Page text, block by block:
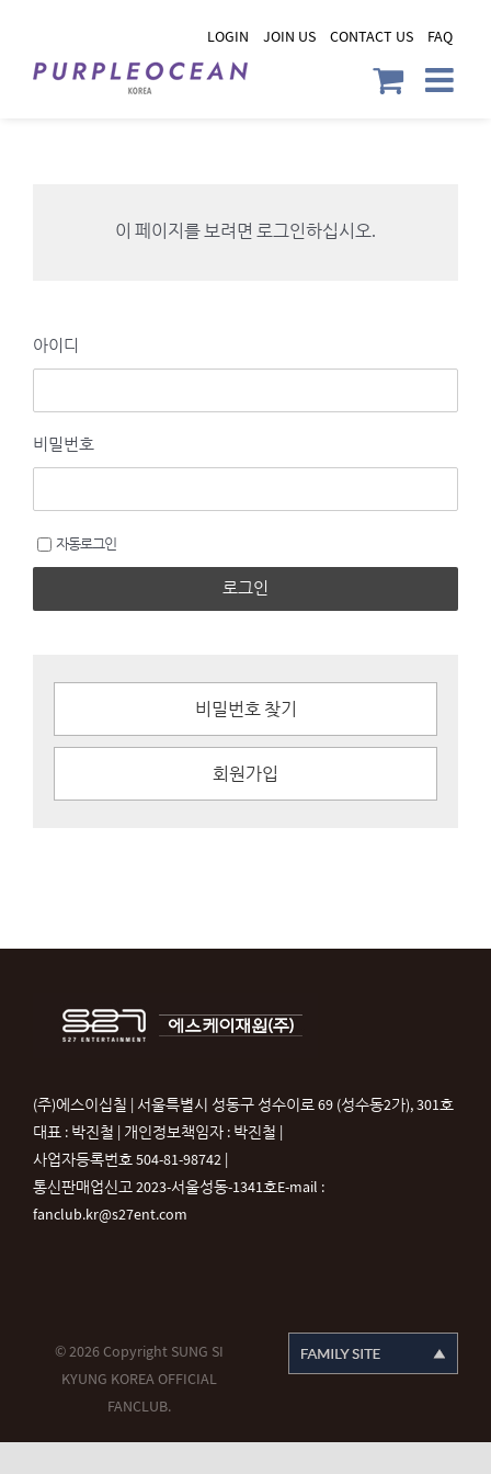
content
LOGIN JOIN US CONTACT US FAQ
이 페이지를 보려면 로그인하십시오.
아이디
비밀번호
자동로그인
로그인
비밀번호 찾기
회원가입
(주)에스이십칠 | 서울특별시 성동구 성수이로 69 (성수동2가), 301호
대표 : 박진철 | 개인정보책임자 : 박진철 |
사업자등록번호 504-81-98742 |
통신판매업신고 2023-서울성동-1341호E-mail :
fanclub.kr@s27ent.com
© 2026 Copyright SUNG SI
KYUNG KOREA OFFICIAL
FANCLUB.